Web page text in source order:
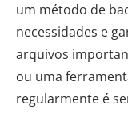
um método de
necessidades e
arquivos
ou uma
regularmente é